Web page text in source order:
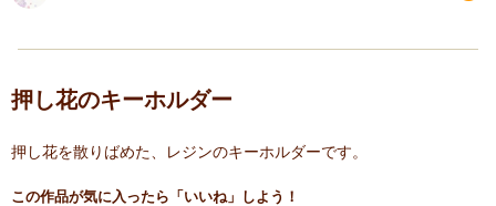
押し花のキーホルダー
押し花を散りばめた、レジンのキーホルダーです。
この作品が気に入ったら「いいね」しよう！